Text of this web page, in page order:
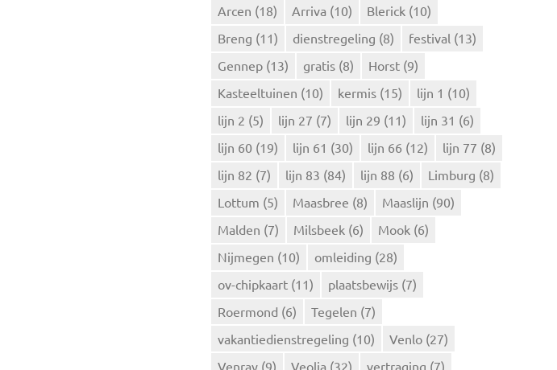
Arcen (18) Arriva (10) Blerick (10)
Breng (11) dienstregeling (8) festival (13)
Gennep (13) gratis (8) Horst (9)
Kasteeltuinen (10) kermis (15) lijn 1 (10)
lijn 2 (5) lijn 27 (7) lijn 29 (11) lijn 31 (6)
lijn 60 (19) lijn 61 (30) lijn 66 (12) lijn 77 (8)
lijn 82 (7) lijn 83 (84) lijn 88 (6) Limburg (8)
Lottum (5) Maasbree (8) Maaslijn (90)
Malden (7) Milsbeek (6) Mook (6)
Nijmegen (10) omleiding (28)
ov-chipkaart (11) plaatsbewijs (7)
Roermond (6) Tegelen (7)
vakantiedienstregeling (10) Venlo (27)
Venray (9) Veolia (32) vertraging (7)